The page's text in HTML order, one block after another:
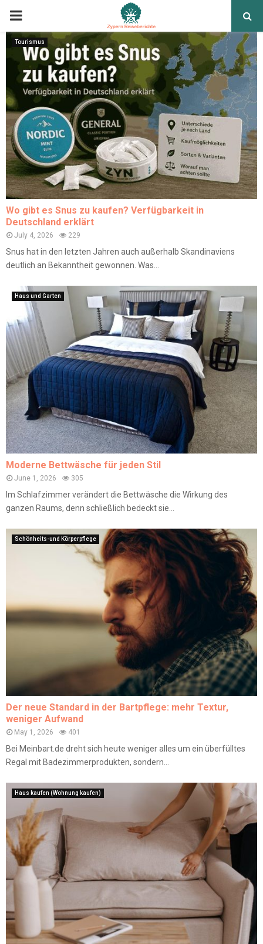
Tourismus
Wo gibt es Snus zu kaufen? Verfügbarkeit in
Deutschland erklärt
July 4, 2026 229
Snus hat in den letzten Jahren auch außerhalb Skandinaviens
deutlich an Bekanntheit gewonnen. Was...
Haus und Garten
Moderne Bettwäsche für jeden Stil
June 1, 2026 305
Im Schlafzimmer verändert die Bettwäsche die Wirkung des
ganzen Raums, denn schließlich bedeckt sie...
Schönheits-und Körperpflege
Der neue Standard in der Bartpflege: mehr Textur,
weniger Aufwand
May 1, 2026 401
Bei Meinbart.de dreht sich heute weniger alles um ein überfülltes
Regal mit Badezimmerprodukten, sondern...
Haus kaufen (Wohnung kaufen)